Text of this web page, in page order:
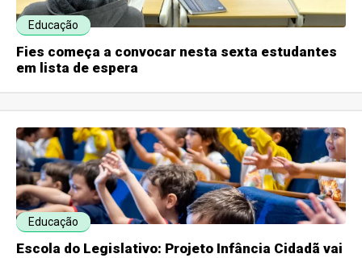
Educação
Fies começa a convocar nesta sexta estudantes
em lista de espera
Educação
Escola do Legislativo: Projeto Infância Cidadã vai